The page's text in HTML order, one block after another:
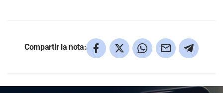
Compartir la nota: